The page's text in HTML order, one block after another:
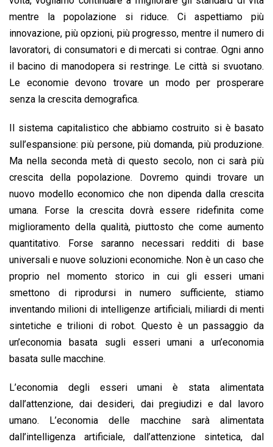
mentre la popolazione si riduce. Ci aspettiamo più
innovazione, più opzioni, più progresso, mentre il numero di
lavoratori, di consumatori e di mercati si contrae. Ogni anno
il bacino di manodopera si restringe. Le città si svuotano.
Le economie devono trovare un modo per prosperare
senza la crescita demografica.
Il sistema capitalistico che abbiamo costruito si è basato
sull’espansione: più persone, più domanda, più produzione.
Ma nella seconda metà di questo secolo, non ci sarà più
crescita della popolazione. Dovremo quindi trovare un
nuovo modello economico che non dipenda dalla crescita
umana. Forse la crescita dovrà essere ridefinita come
miglioramento della qualità, piuttosto che come aumento
quantitativo. Forse saranno necessari redditi di base
universali e nuove soluzioni economiche. Non è un caso che
proprio nel momento storico in cui gli esseri umani
smettono di riprodursi in numero sufficiente, stiamo
inventando milioni di intelligenze artificiali, miliardi di menti
sintetiche e trilioni di robot. Questo è un passaggio da
un’economia basata sugli esseri umani a un’economia
basata sulle macchine.
L’economia degli esseri umani è stata alimentata
dall’attenzione, dai desideri, dai pregiudizi e dal lavoro
umano. L’economia delle macchine sarà alimentata
dall’intelligenza artificiale, dall’attenzione sintetica, dal